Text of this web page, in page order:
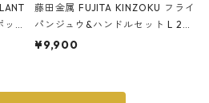
ッ
藤田金属 FUJITA KINZOKU フライ
パンジュウ&ハンドルセット L 24c
m ガス火・IH対応 鉄フライパン
¥9,900